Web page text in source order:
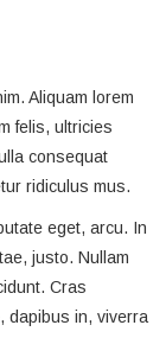
Aliquam lorem
felis, ultricies
consequat
ridiculus mus.
eget, arcu. In
justo. Nullam
Cras
dapibus in, viverra